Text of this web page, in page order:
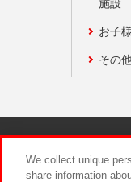
施設
お子
その
We collect unique
share information